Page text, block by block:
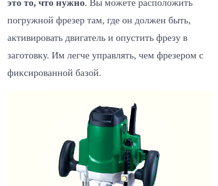
это то, что нужно. Вы можете расположить
погружной фрезер там, где он должен быть,
активировать двигатель и опустить фрезу в
заготовку. Им легче управлять, чем фрезером с
фиксированной базой.